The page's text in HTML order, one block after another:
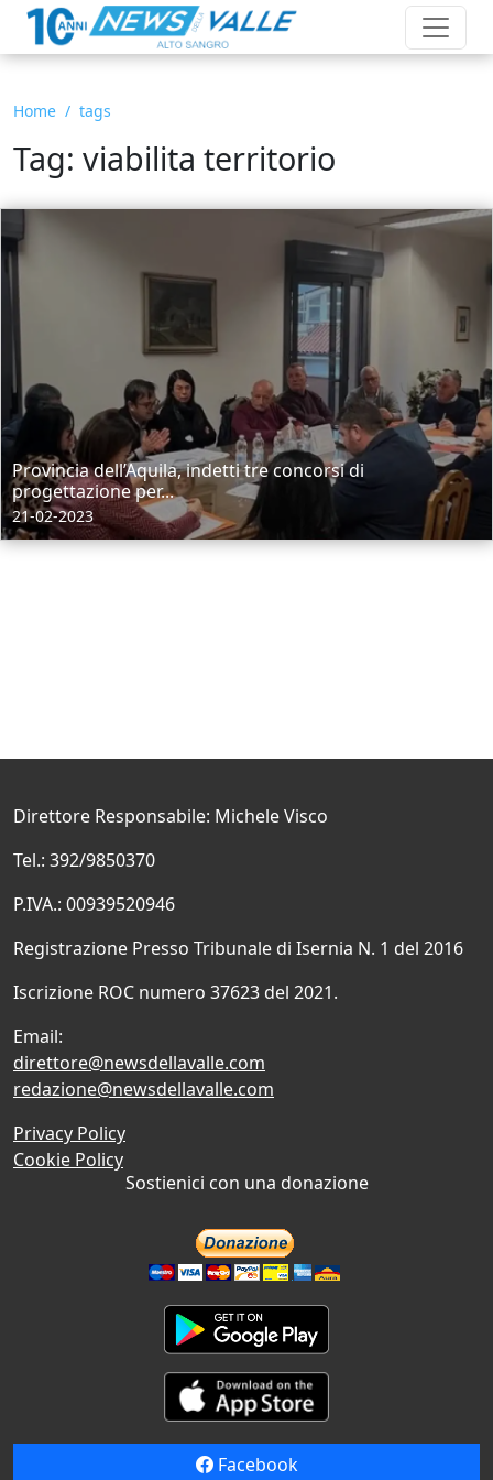
Home tags
Tag: viabilita territorio
Provincia dell’Aquila, indetti tre concorsi di
progettazione per...
21-02-2023
Direttore Responsabile: Michele Visco
Tel.: 392/9850370
P.IVA.: 00939520946
Registrazione Presso Tribunale di Isernia N. 1 del 2016
Iscrizione ROC numero 37623 del 2021.
Email:
direttore@newsdellavalle.com
redazione@newsdellavalle.com
Privacy Policy
Cookie Policy
Sostienici con una donazione
Facebook